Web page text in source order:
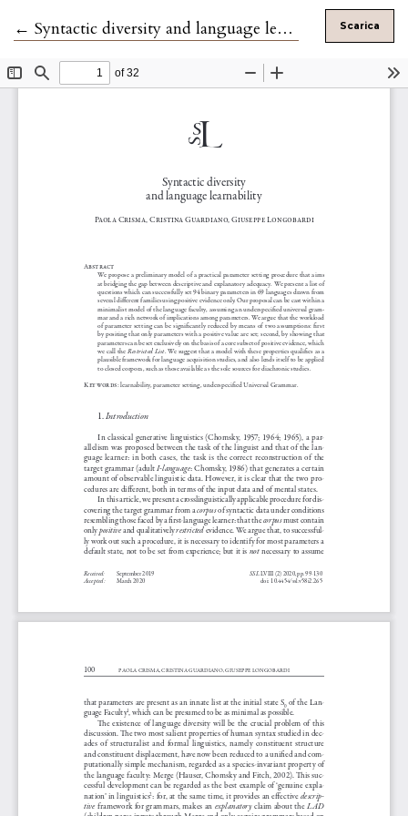
← Ritorna ai dettagli dell'articolo
Syntactic diversity and language learnability Scarica